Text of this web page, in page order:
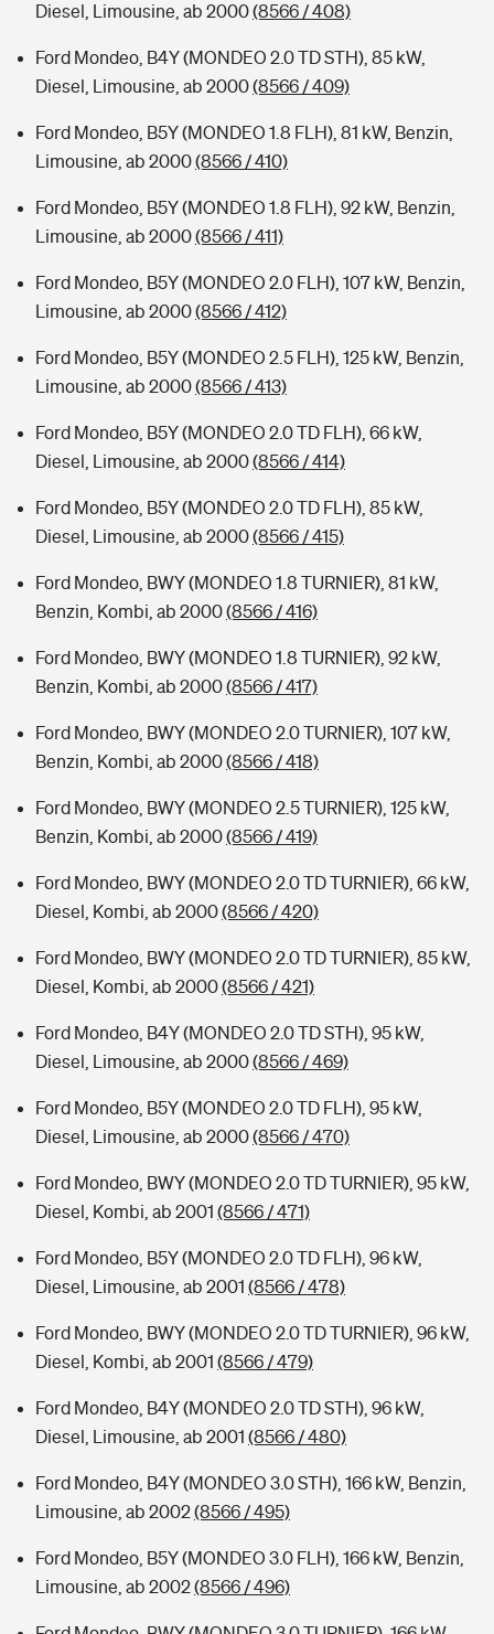
Diesel, Limousine, ab 2000(8566 / 408)
Ford Mondeo, B4Y (MONDEO 2.0 TD STH), 85 kW,
Diesel, Limousine, ab 2000(8566 / 409)
Ford Mondeo, B5Y (MONDEO 1.8 FLH), 81 kW, Benzin,
Limousine, ab 2000(8566 / 410)
Ford Mondeo, B5Y (MONDEO 1.8 FLH), 92 kW, Benzin,
Limousine, ab 2000(8566 / 411)
Ford Mondeo, B5Y (MONDEO 2.0 FLH), 107 kW, Benzin,
Limousine, ab 2000(8566 / 412)
Ford Mondeo, B5Y (MONDEO 2.5 FLH), 125 kW, Benzin,
Limousine, ab 2000(8566 / 413)
Ford Mondeo, B5Y (MONDEO 2.0 TD FLH), 66 kW,
Diesel, Limousine, ab 2000(8566 / 414)
Ford Mondeo, B5Y (MONDEO 2.0 TD FLH), 85 kW,
Diesel, Limousine, ab 2000(8566 / 415)
Ford Mondeo, BWY (MONDEO 1.8 TURNIER), 81 kW,
Benzin, Kombi, ab 2000(8566 / 416)
Ford Mondeo, BWY (MONDEO 1.8 TURNIER), 92 kW,
Benzin, Kombi, ab 2000(8566 / 417)
Ford Mondeo, BWY (MONDEO 2.0 TURNIER), 107 kW,
Benzin, Kombi, ab 2000(8566 / 418)
Ford Mondeo, BWY (MONDEO 2.5 TURNIER), 125 kW,
Benzin, Kombi, ab 2000(8566 / 419)
Ford Mondeo, BWY (MONDEO 2.0 TD TURNIER), 66 kW,
Diesel, Kombi, ab 2000(8566 / 420)
Ford Mondeo, BWY (MONDEO 2.0 TD TURNIER), 85 kW,
Diesel, Kombi, ab 2000(8566 / 421)
Ford Mondeo, B4Y (MONDEO 2.0 TD STH), 95 kW,
Diesel, Limousine, ab 2000(8566 / 469)
Ford Mondeo, B5Y (MONDEO 2.0 TD FLH), 95 kW,
Diesel, Limousine, ab 2000(8566 / 470)
Ford Mondeo, BWY (MONDEO 2.0 TD TURNIER), 95 kW,
Diesel, Kombi, ab 2001 (8566 / 471)
Ford Mondeo, B5Y (MONDEO 2.0 TD FLH), 96 kW,
Diesel, Limousine, ab 2001 (8566 / 478)
Ford Mondeo, BWY (MONDEO 2.0 TD TURNIER), 96 kW,
Diesel, Kombi, ab 2001 (8566 / 479)
Ford Mondeo, B4Y (MONDEO 2.0 TD STH), 96 kW,
Diesel, Limousine, ab 2001 (8566 / 480)
Ford Mondeo, B4Y (MONDEO 3.0 STH), 166 kW, Benzin,
Limousine, ab 2002(8566 / 495)
Ford Mondeo, B5Y (MONDEO 3.0 FLH), 166 kW, Benzin,
Limousine, ab 2002(8566 / 496)